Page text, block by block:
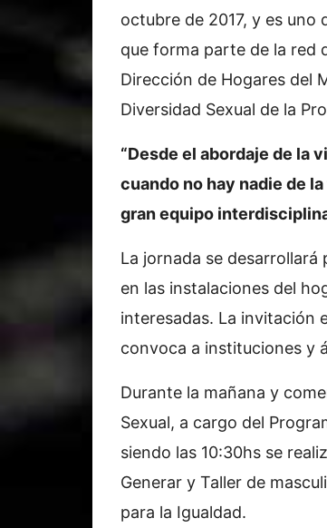
octubre de 2017, y es uno
que forma parte de la red
Dirección de Hogares del
Diversidad Sexual de la
“Desde el abordaje de la
cuando no hay nadie de
gran equipo
La jornada se
en las instalaciones del
interesadas. La invitación
convoca a instituciones y
Durante la mañana y
Sexual, a cargo del
siendo las 10:30hs se
Generar y Taller de
para la Igualdad.